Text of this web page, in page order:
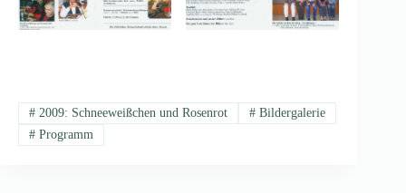
#2009: Schneeweißchen und Rosenrot #Bildergalerie
#Programm